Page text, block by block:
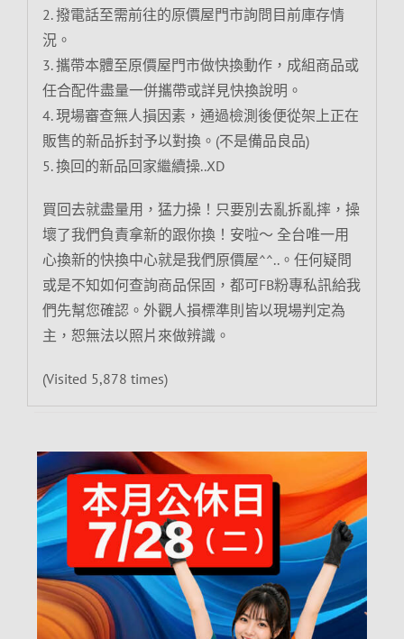
2. 撥電話至需前往的原價屋門市詢問目前庫存情
況。
3. 攜帶本體至原價屋門市做快換動作，成組商品或
任合配件盡量一併攜帶或詳見快換說明。
4. 現場審查無人損因素，通過檢測後便從架上正在
販售的新品拆封予以對換。(不是備品良品)
5. 換回的新品回家繼續操..XD
買回去就盡量用，猛力操！只要別去亂拆亂摔，操
壞了我們負責拿新的跟你換！安啦～ 全台唯一用
心換新的快換中心就是我們原價屋^^..。任何疑問
或是不知如何查詢商品保固，都可FB粉專私訊給我
們先幫您確認。外觀人損標準則皆以現場判定為
主，恕無法以照片來做辨識。
(Visited 5,878 times)